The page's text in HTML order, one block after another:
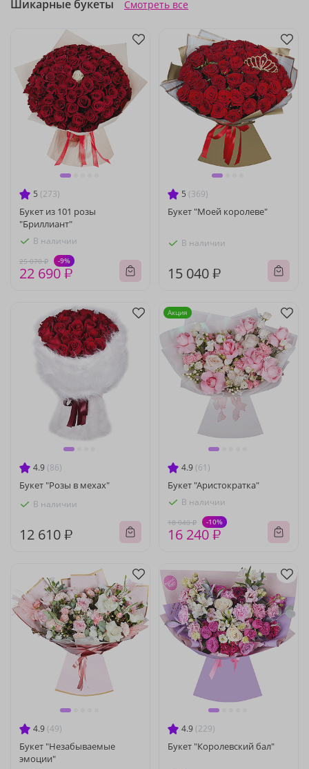
Шикарные букеты Смотреть все
5 (273)
Букет из 101 розы
"Бриллиант"
В наличии
25 070 ₽ -9%
22 690 ₽
5 (369)
Букет "Моей королеве"
В наличии
15 040 ₽
4.9 (86)
Букет "Розы в мехах"
В наличии
12 610 ₽
4.9 (61)
Букет "Аристократка"
В наличии
18 040 ₽ -10%
16 240 ₽
Акция
4.9 (49)
Букет "Незабываемые
эмоции"
4.9 (229)
Букет "Королевский бал"